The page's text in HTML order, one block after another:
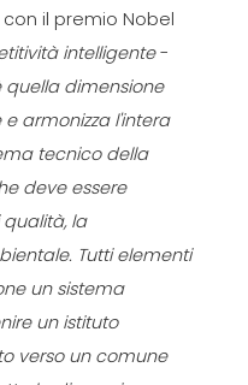
il premio Nobel
intelligente-
quella dimensione
armonizza l'intera
tecnico della
deve essere
la
Tutti elementi
un sistema
un istituto
verso un comune